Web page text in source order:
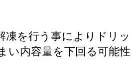
凍を行う事によりドリッ
い内容量を下回る可能性